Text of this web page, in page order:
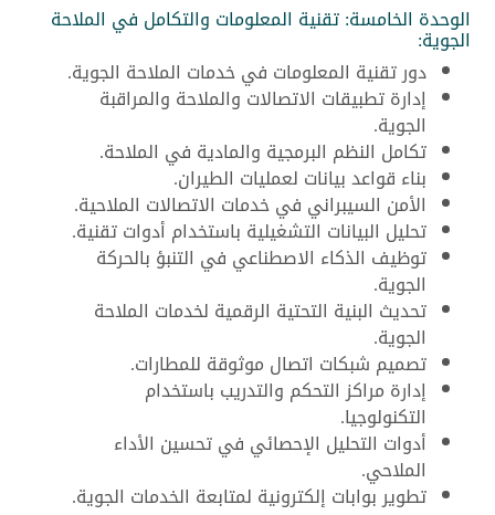
الوحدة الخامسة: تقنية المعلومات والتكامل في الملاحة
الجوية:
دور تقنية المعلومات في خدمات الملاحة الجوية.
إدارة تطبيقات الاتصالات والملاحة والمراقبة
الجوية.
تكامل النظم البرمجية والمادية في الملاحة.
بناء قواعد بيانات لعمليات الطيران.
الأمن السيبراني في خدمات الاتصالات الملاحية.
تحليل البيانات التشغيلية باستخدام أدوات تقنية.
توظيف الذكاء الاصطناعي في التنبؤ بالحركة
الجوية.
تحديث البنية التحتية الرقمية لخدمات الملاحة
الجوية.
تصميم شبكات اتصال موثوقة للمطارات.
إدارة مراكز التحكم والتدريب باستخدام
التكنولوجيا.
أدوات التحليل الإحصائي في تحسين الأداء
الملاحي.
تطوير بوابات إلكترونية لمتابعة الخدمات الجوية.